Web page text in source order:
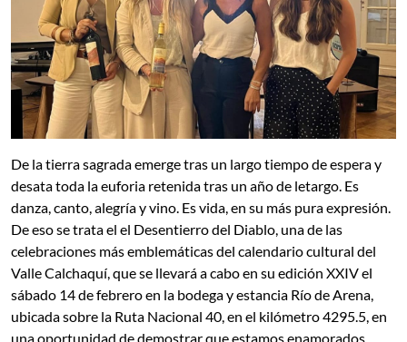
De la tierra sagrada emerge tras un largo tiempo de espera y
desata toda la euforia retenida tras un año de letargo. Es
danza, canto, alegría y vino. Es vida, en su más pura expresión.
De eso se trata el el Desentierro del Diablo, una de las
celebraciones más emblemáticas del calendario cultural del
Valle Calchaquí, que se llevará a cabo en su edición XXIV el
sábado 14 de febrero en la bodega y estancia Río de Arena,
ubicada sobre la Ruta Nacional 40, en el kilómetro 4295.5, en
una oportunidad de demostrar que estamos enamorados